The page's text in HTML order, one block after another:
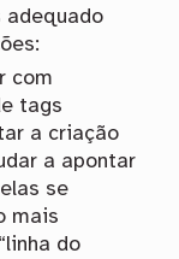
adequado
com
tags
a criação
a apontar
se
mais
do